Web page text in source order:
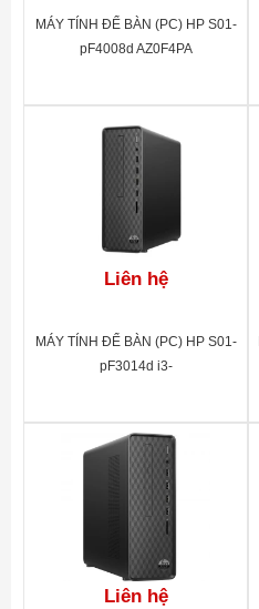
MÁY TÍNH ĐỂ BÀN (PC) HP S01-
pF4008d AZ0F4PA
Liên hệ
MÁY TÍNH ĐỂ BÀN (PC) HP S01-
pF3014d i3-
ĐEN(A00B0PA)
Liên hệ